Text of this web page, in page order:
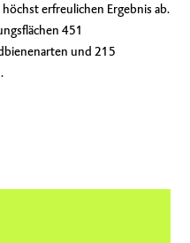
erfreulichen Ergebnis ab.
451
und 215